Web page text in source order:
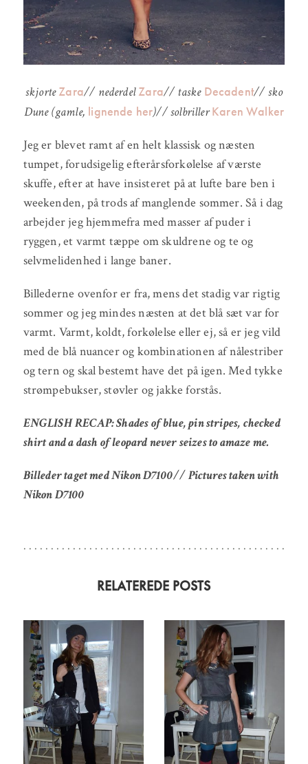
skjorteZara// nederdelZara// taske Decadent// sko
Dune (gamle, lignende her)// solbrillerKaren Walker
Jeg er blevet ramt af en helt klassisk og næsten
tumpet, forudsigelig efterårsforkølelse af værste
skuffe, efter at have insisteret på at lufte bare ben i
weekenden, på trods af manglende sommer. Så i dag
arbejder jeg hjemmefra med masser af puder i
ryggen, et varmt tæppe om skuldrene og te og
selvmelidenhed i lange baner.
Billederne ovenfor er fra, mens det stadig var rigtig
sommer og jeg mindes næsten at det blå sæt var for
varmt. Varmt, koldt, forkølelse eller ej, så er jeg vild
med de blå nuancer og kombinationen af nålestriber
og tern og skal bestemt have det på igen. Med tykke
strømpebukser, støvler og jakke forstås.
ENGLISH RECAP: Shades of blue, pin stripes, checked
shirt and a dash of leopard never seizes to amaze me.
Billeder taget med Nikon D7100// Pictures taken with
Nikon D7100
RELATEREDE POSTS